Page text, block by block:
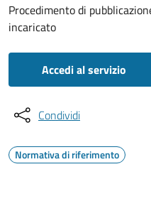
Procedimento di
incaricato
Accedi al servizio
Condividi
Normativa di riferimento